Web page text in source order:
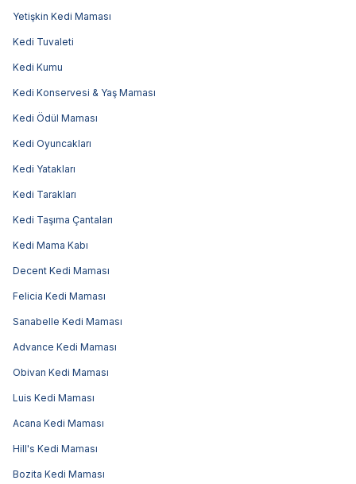
Yetişkin Kedi Maması
Kedi Tuvaleti
Kedi Kumu
Kedi Konservesi & Yaş Maması
Kedi Ödül Maması
Kedi Oyuncakları
Kedi Yatakları
Kedi Tarakları
Kedi Taşıma Çantaları
Kedi Mama Kabı
Decent Kedi Maması
Felicia Kedi Maması
Sanabelle Kedi Maması
Advance Kedi Maması
Obivan Kedi Maması
Luis Kedi Maması
Acana Kedi Maması
Hill's Kedi Maması
Bozita Kedi Maması